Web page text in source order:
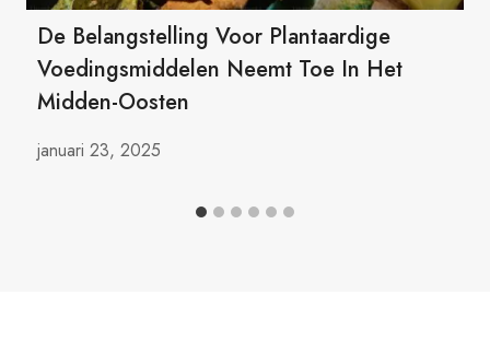
De Belangstelling Voor Plantaardige
Voedingsmiddelen Neemt Toe In Het
Midden-Oosten
januari 23, 2025